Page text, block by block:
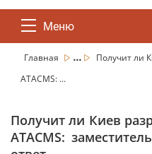
Меню
Главная ...
Получит ли
ATACMS: ...
Получит ли Киев
ATACMS: